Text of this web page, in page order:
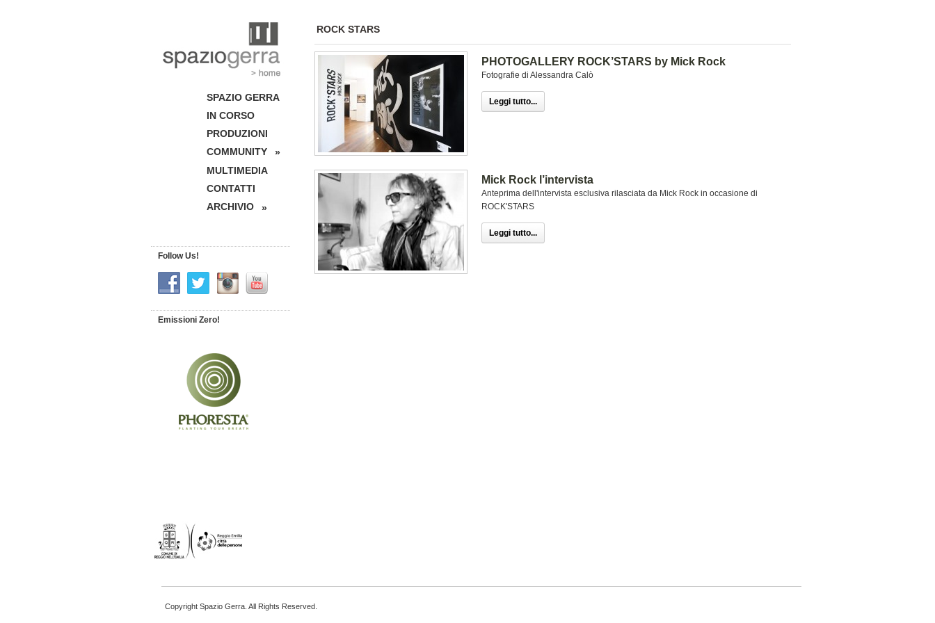
ROCK STARS
PHOTOGALLERY ROCK’STARS by Mick Rock
Fotografie di Alessandra Calò
Leggi tutto...
Mick Rock l’intervista
Anteprima dell'intervista esclusiva rilasciata da Mick Rock in occasione di
ROCK'STARS
Leggi tutto...
SPAZIO GERRA
IN CORSO
PRODUZIONI
COMMUNITY
»
MULTIMEDIA
CONTATTI
ARCHIVIO
»
Follow Us!
Emissioni Zero!
Copyright Spazio Gerra. All Rights Reserved.